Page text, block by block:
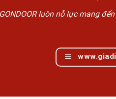
luôn nỗ lực mang